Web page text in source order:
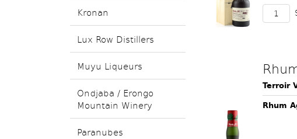
Kronan
Lux Row Distillers
Muyu Liqueurs
Ondjaba / Erongo
Mountain Winery
Paranubes
Terroir
Rhum